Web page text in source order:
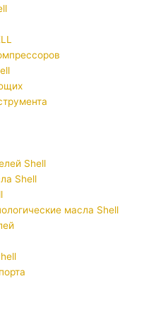
Shell
Shell
масла Shell